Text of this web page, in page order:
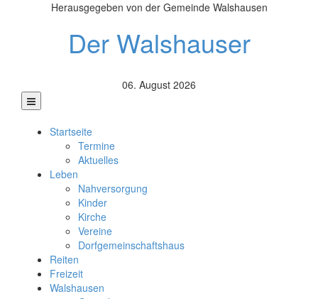
Herausgegeben von der Gemeinde Walshausen
Der Walshauser
06. August 2026
Startseite
Termine
Aktuelles
Leben
Nahversorgung
Kinder
Kirche
Vereine
Dorfgemeinschaftshaus
Reiten
Freizeit
Walshausen